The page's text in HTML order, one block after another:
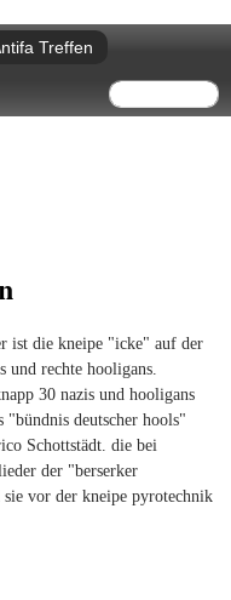
Treffen
Suche
ist die kneipe "icke" auf der
und rechte hooligans.
30 nazis und hooligans
"bündnis deutscher hools"
Schottstädt. die bei
der "berserker
vor der kneipe pyrotechnik